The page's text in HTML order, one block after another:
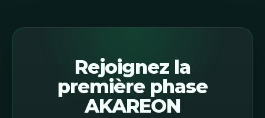
Rejoignez la
première phase
AKAREON